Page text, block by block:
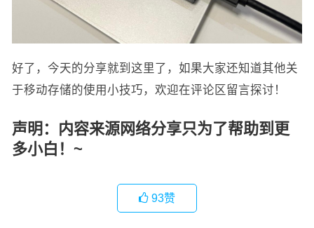
好了，今天的分享就到这里了，如果大家还知道其他关
于移动存储的使用小技巧，欢迎在评论区留言探讨！
声明：内容来源网络分享只为了帮助到更
多小白！~
93赞